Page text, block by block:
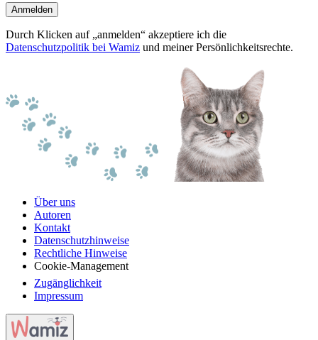
Anmelden
Durch Klicken auf „anmelden“ akzeptiere ich die
Datenschutzpolitik bei Wamiz und meiner Persönlichkeitsrechte.
Über uns
Autoren
Kontakt
Datenschutzhinweise
Rechtliche Hinweise
Cookie-Management
Zugänglichkeit
Impressum